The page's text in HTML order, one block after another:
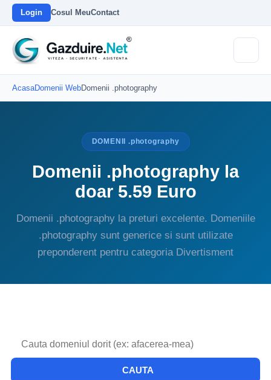
Login Cosul MeuContact
AcasaDomenii WebDomenii .photography
DOMENII .photography
Domenii .photography la
doar 5.59 Euro
Domenii .photography la preturi excelente. Domeniile
.photography sunt generice si sunt utilizate
preponderent pentru categoria Divertisment
CAUTA